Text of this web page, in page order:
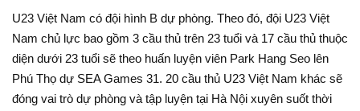
U23 Việt Nam có đội hình B dự phòng. Theo đó, đội U23 Việt
Nam chủ lực bao gồm 3 cầu thủ trên 23 tuổi và 17 cầu thủ thuộc
diện dưới 23 tuổi sẽ theo huấn luyện viên Park Hang Seo lên
Phú Thọ dự SEA Games 31. 20 cầu thủ U23 Việt Nam khác sẽ
đóng vai trò dự phòng và tập luyện tại Hà Nội xuyên suốt thời